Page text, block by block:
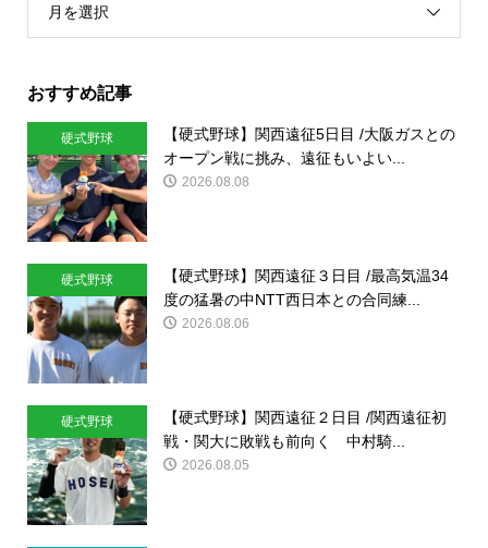
月を選択
おすすめ記事
硬式野球
【硬式野球】関西遠征5日目 /大阪ガスとの
オープン戦に挑み、遠征もいよい...
2026.08.08
硬式野球
【硬式野球】関西遠征３日目 /最高気温34
度の猛暑の中NTT西日本との合同練...
2026.08.06
硬式野球
【硬式野球】関西遠征２日目 /関西遠征初
戦・関大に敗戦も前向く 中村騎...
2026.08.05